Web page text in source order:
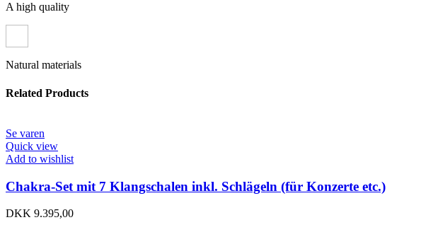
A high quality
Natural materials
Related Products
Se varen
Quick view
Add to wishlist
Chakra-Set mit 7 Klangschalen inkl. Schlägeln (für Konzerte etc.)
DKK 9.395,00